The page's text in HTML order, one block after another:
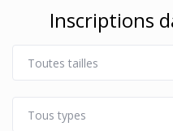
Inscriptions
Toutes tailles
Tous types